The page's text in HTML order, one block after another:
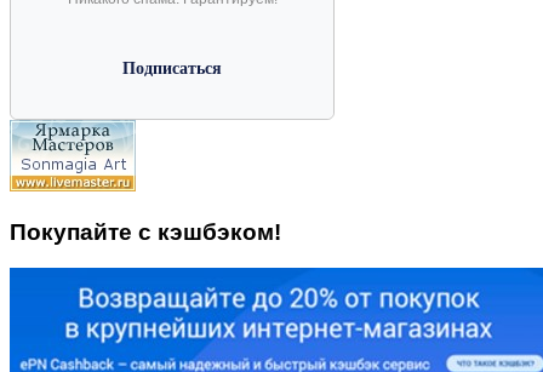
Покупайте с кэшбэком!